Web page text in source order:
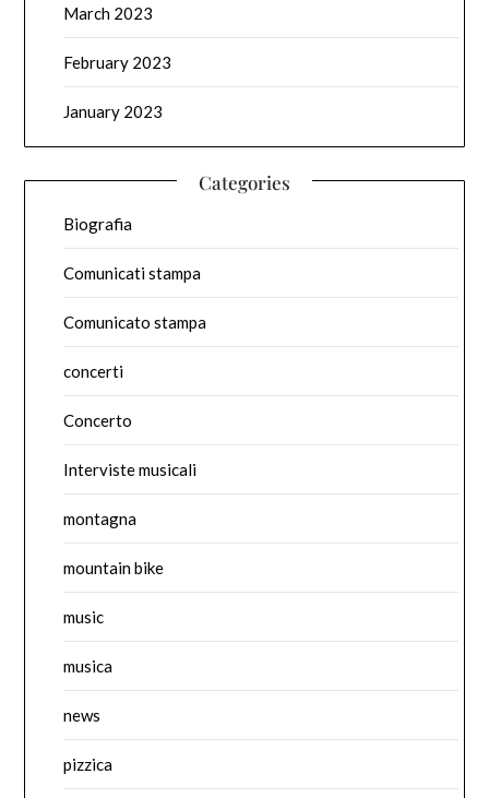
March 2023
February 2023
January 2023
Categories
Biografia
Comunicati stampa
Comunicato stampa
concerti
Concerto
Interviste musicali
montagna
mountain bike
music
musica
news
pizzica